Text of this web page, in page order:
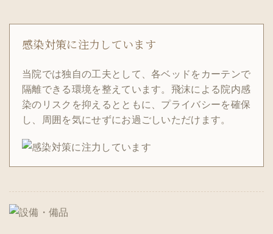
感染対策に注力しています
当院では独自の工夫として、各ベッドをカーテンで
隔離できる環境を整えています。飛沫による院内感
染のリスクを抑えるとともに、プライバシーを確保
し、周囲を気にせずにお過ごしいただけます。